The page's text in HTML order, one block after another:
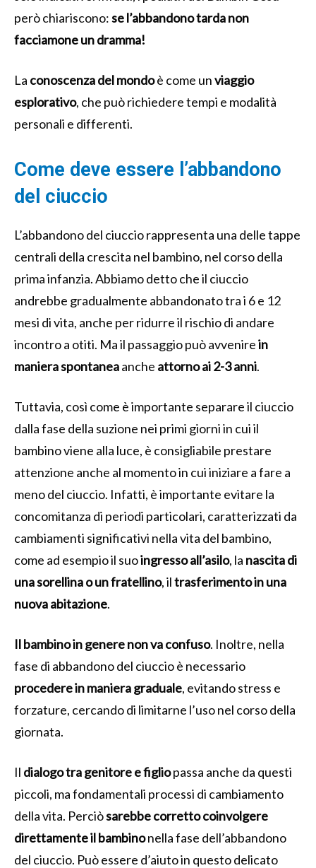
però chiariscono:se l’abbandono tarda non
facciamone un dramma!
La conoscenza del mondoè come unviaggio
esplorativo, che può richiedere tempi e modalità
personali e differenti.
Come deve essere l’abbandono
del ciuccio
L’abbandono del ciuccio rappresenta una delle tappe
centrali della crescita nel bambino, nel corso della
prima infanzia. Abbiamo detto che il ciuccio
andrebbe gradualmente abbandonato tra i 6 e 12
mesi di vita, anche per ridurre il rischio di andare
incontro a otiti. Ma il passaggio può avvenirein
maniera spontaneaanche attorno ai 2-3 anni.
Tuttavia, così come è importante separare il ciuccio
dalla fase della suzione nei primi giorni in cui il
bambino viene alla luce, è consigliabile prestare
attenzione anche al momento in cui iniziare a fare a
meno del ciuccio. Infatti, è importante evitare la
concomitanza di periodi particolari, caratterizzati da
cambiamenti significativi nella vita del bambino,
come ad esempio il suoingresso all’asilo, la nascita di
una sorellina o un fratellino, iltrasferimento in una
nuova abitazione.
Il bambino in genere non va confuso. Inoltre, nella
fase di abbandono del ciuccio è necessario
procedere in maniera graduale, evitando stress e
forzature, cercando di limitarne l’uso nel corso della
giornata.
Il dialogo tra genitore e figliopassa anche da questi
piccoli, ma fondamentali processi di cambiamento
della vita. Perciòsarebbe corretto coinvolgere
direttamente il bambinonella fase dell’abbandono
del ciuccio. Può essere d’aiuto in questo delicato